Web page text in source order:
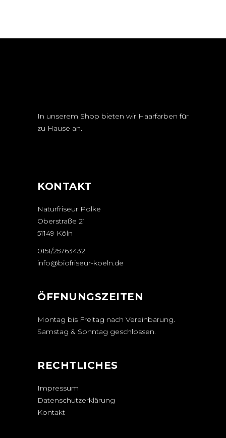
In unserem Shop bieten wir Haarfarben für
zu Hause an.
KONTAKT
Naturfriseur Polke
Oberstraße 21
51149 Köln
0151/25763432
info@biofriseur-koeln.de
ÖFFNUNGSZEITEN
Montag bis Freitag nach Vereinbarung.
Samstag & Sonntag geschlossen.
RECHTLICHES
Impressum
Datenschutzerklärung
Kontakt